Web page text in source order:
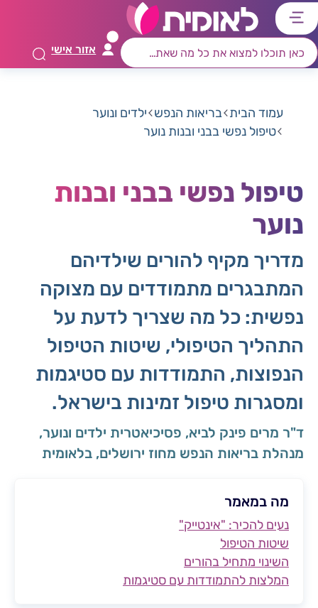
דלג
לתפריט
ראשי
דלג
לרכיב
חיפוש
דלג
לתוכן
מרכזי
דלג
לאזור
קישורים
אזור אישי
עמוד הבית בריאות הנפש ילדים ונוער
טיפול נפשי בבני ובנות נוער
טיפול נפשי בבני ובנות
נוער
מדריך מקיף להורים שילדיהם
המתבגרים מתמודדים עם מצוקה
נפשית: כל מה שצריך לדעת על
התהליך הטיפולי, שיטות הטיפול
הנפוצות, התמודדות עם סטיגמות
ומסגרות טיפול זמינות בישראל.
ד"ר מרים פינק לביא, פסיכיאטרית ילדים ונוער,
מנהלת בריאות הנפש מחוז ירושלים, בלאומית
מה במאמר
נעים להכיר: "אינטייק"
שיטות הטיפול
השינוי מתחיל בהורים
המלצות להתמודדות עם סטיגמות